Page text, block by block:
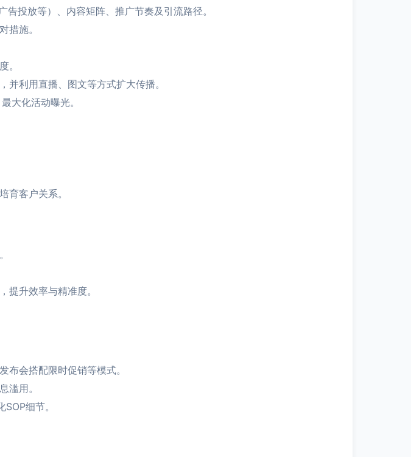
投放等）、内容矩阵、推广节奏及引流路径。
措施。
。
并利用直播、图文等方式扩大传播。
大化活动曝光。
育客户关系。
提升效率与精准度。
布会搭配限时促销等模式。
滥用。
细节。